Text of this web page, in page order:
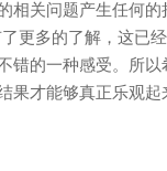
相关问题产生任何的
更多的了解，这已
错的一种感受。所
果才能够真正乐观起